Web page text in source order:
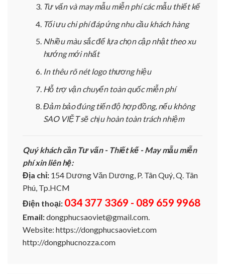
Tư vấn và may mẫu miễn phí các mẫu thiết kế
Tối ưu chi phí đáp ứng nhu cầu khách hàng
Nhiều màu sắc để lựa chọn cập nhật theo xu
hướng mới nhất
In thêu rõ nét logo thương hiệu
Hỗ trợ vận chuyển toàn quốc miễn phí
Đảm bảo đúng tiến độ hợp đồng, nếu không
SAO VIỆT sẽ chịu hoàn toàn trách nhiệm
Quý khách cần Tư vấn - Thiết kế - May mẫu miễn
phí xin liên hệ:
Địa chỉ: 154 Dương Văn Dương, P. Tân Quý, Q. Tân
Phú, Tp.HCM
Điện thoại: 034 377 3369 - 089 659 9968
Email:dongphucsaoviet@gmail.com.
Website: https://dongphucsaoviet.com
http://dongphucnozza.com